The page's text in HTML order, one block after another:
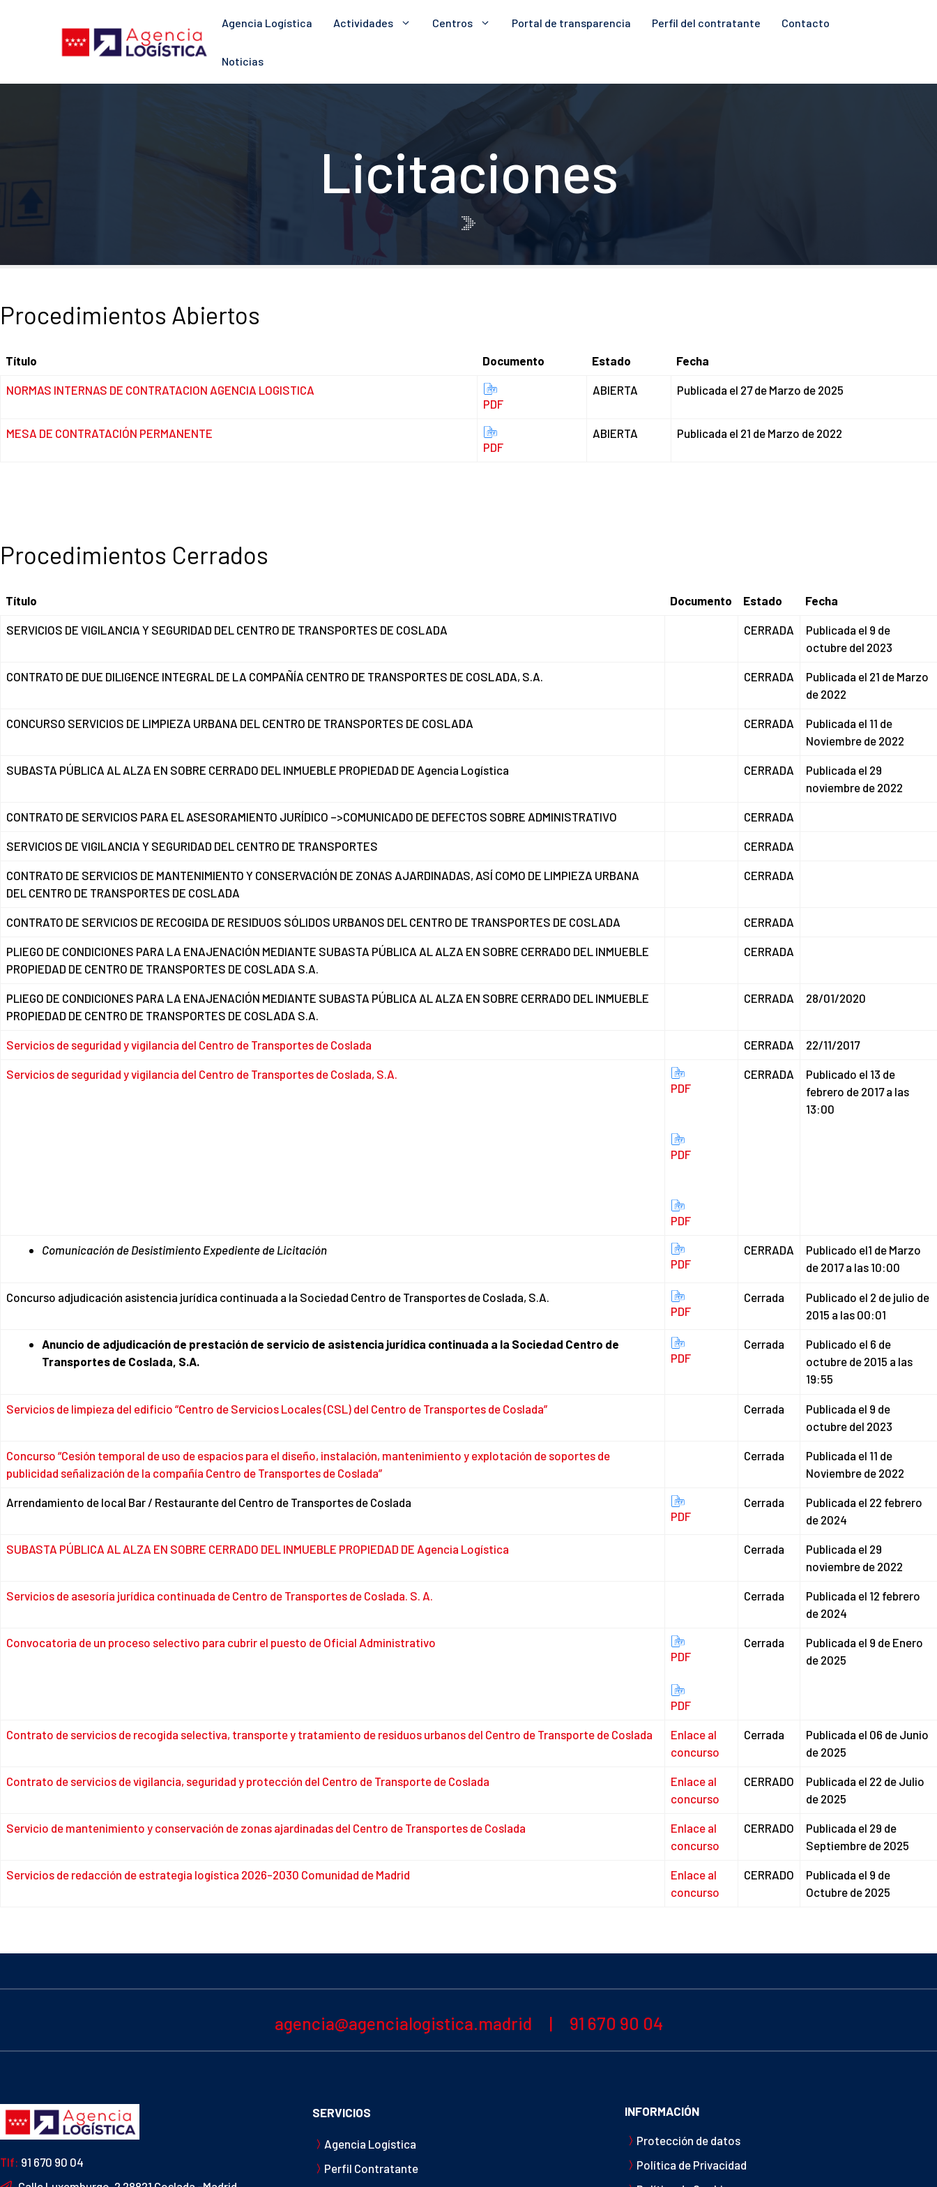
Agencia Logística Actividades Centros Portal de transparencia Perfil del contratante Contacto
Noticias
Licitaciones
Procedimientos Abiertos
Título Documento Estado
Fecha
Título
Documento Estado Fecha
NORMAS INTERNAS DE CONTRATACION AGENCIA LOGISTICA
PDF
ABIERTA Publicada el 27 de Marzo de 2025
MESA DE CONTRATACIÓN PERMANENTE
PDF
ABIERTA Publicada el 21 de Marzo de 2022
Procedimientos Cerrados
Título Documento Estado
Fecha
Título
Estado Fecha
SERVICIOS DE VIGILANCIA Y SEGURIDAD DEL CENTRO DE TRANSPORTES DE COSLADA CERRADA
Publicada el 9 de
octubre del 2023
CONTRATO DE DUE DILIGENCE INTEGRAL DE LA COMPAÑÍA CENTRO DE TRANSPORTES DE COSLADA, S.A. CERRADA
Publicada el 21 de Marzo
de 2022
CONCURSO SERVICIOS DE LIMPIEZA URBANA DEL CENTRO DE TRANSPORTES DE COSLADA CERRADA
Publicada el 11 de
Noviembre de 2022
SUBASTA PÚBLICA AL ALZA EN SOBRE CERRADO DEL INMUEBLE PROPIEDAD DE Agencia Logística CERRADA
Publicada el 29
noviembre de 2022
CONTRATO DE SERVICIOS PARA EL ASESORAMIENTO JURÍDICO –>COMUNICADO DE DEFECTOS SOBRE ADMINISTRATIVO CERRADA
SERVICIOS DE VIGILANCIA Y SEGURIDAD DEL CENTRO DE TRANSPORTES CERRADA
CONTRATO DE SERVICIOS DE MANTENIMIENTO Y CONSERVACIÓN DE ZONAS AJARDINADAS, ASÍ COMO DE LIMPIEZA URBANA
DEL CENTRO DE TRANSPORTES DE COSLADA
CERRADA
CONTRATO DE SERVICIOS DE RECOGIDA DE RESIDUOS SÓLIDOS URBANOS DEL CENTRO DE TRANSPORTES DE COSLADA CERRADA
PLIEGO DE CONDICIONES PARA LA ENAJENACIÓN MEDIANTE SUBASTA PÚBLICA AL ALZA EN SOBRE CERRADO DEL INMUEBLE
PROPIEDAD DE CENTRO DE TRANSPORTES DE COSLADA S.A.
CERRADA
PLIEGO DE CONDICIONES PARA LA ENAJENACIÓN MEDIANTE SUBASTA PÚBLICA AL ALZA EN SOBRE CERRADO DEL INMUEBLE
PROPIEDAD DE CENTRO DE TRANSPORTES DE COSLADA S.A.
CERRADA 28/01/2020
Servicios de seguridad y vigilancia del Centro de Transportes de Coslada CERRADA 22/11/2017
Servicios de seguridad y vigilancia del Centro de Transportes de Coslada, S.A.
PDF
PDF
PDF
CERRADA
Publicado el 13 de
febrero de 2017 a las
13:00
Comunicación de Desistimiento Expediente de Licitación
PDF
CERRADA
Publicado el1 de Marzo
de 2017 a las 10:00
Concurso adjudicación asistencia jurídica continuada a la Sociedad Centro de Transportes de Coslada, S.A.
PDF
Cerrada
Publicado el 2 de julio de
2015 a las 00:01
Anuncio de adjudicación de prestación de servicio de asistencia jurídica continuada a la Sociedad Centro de
Transportes de Coslada, S.A.
PDF
Cerrada
Publicado el 6 de
octubre de 2015 a las
19:55
Servicios de limpieza del edificio “Centro de Servicios Locales (CSL) del Centro de Transportes de Coslada” Cerrada
Publicada el 9 de
octubre del 2023
Concurso “Cesión temporal de uso de espacios para el diseño, instalación, mantenimiento y explotación de soportes de
publicidad señalización de la compañía Centro de Transportes de Coslada”
Cerrada
Publicada el 11 de
Noviembre de 2022
Arrendamiento de local Bar / Restaurante del Centro de Transportes de Coslada
PDF
Cerrada
Publicada el 22 febrero
de 2024
SUBASTA PÚBLICA AL ALZA EN SOBRE CERRADO DEL INMUEBLE PROPIEDAD DE Agencia Logística Cerrada
Publicada el 29
noviembre de 2022
Servicios de asesoría jurídica continuada de Centro de Transportes de Coslada. S. A. Cerrada
Publicada el 12 febrero
de 2024
Convocatoria de un proceso selectivo para cubrir el puesto de Oficial Administrativo
PDF
PDF
Cerrada
Publicada el 9 de Enero
de 2025
Contrato de servicios de recogida selectiva, transporte y tratamiento de residuos urbanos del Centro de Transporte de Coslada
Enlace al
concurso
Cerrada
Publicada el 06 de Junio
de 2025
Contrato de servicios de vigilancia, seguridad y protección del Centro de Transporte de Coslada
Enlace al
concurso
CERRADO
Publicada el 22 de Julio
de 2025
Servicio de mantenimiento y conservación de zonas ajardinadas del Centro de Transportes de Coslada
Enlace al
concurso
CERRADO
Publicada el 29 de
Septiembre de 2025
Servicios de redacción de estrategia logística 2026-2030 Comunidad de Madrid
Enlace al
concurso
CERRADO
Publicada el 9 de
Octubre de 2025
agencia@agencialogistica.madrid | 91 670 90 04
Tlf: 91 670 90 04
SERVICIOS
Agencia Logística
Perfil Contratante
INFORMACIÓN
Protección de datos
Política de Privacidad